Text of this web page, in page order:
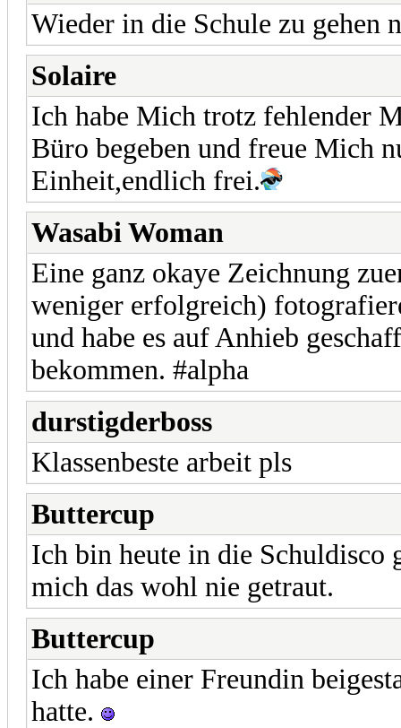
Wieder in die Schule zu gehen
Solaire
Ich habe Mich trotz fehlender
Büro begeben und freue Mich
Einheit,endlich frei.
Wasabi Woman
Eine ganz okaye Zeichnung
weniger erfolgreich)
und habe es auf Anhieb
bekommen. #alpha
durstigderboss
Klassenbeste arbeit pls
Buttercup
Ich bin heute in die Schuldisco
mich das wohl nie getraut.
Buttercup
Ich habe einer Freundin
hatte.